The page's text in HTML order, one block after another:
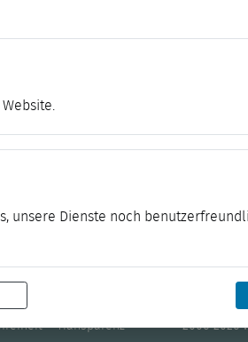
unsere Dienste noch
Transparenz © 2006-2026